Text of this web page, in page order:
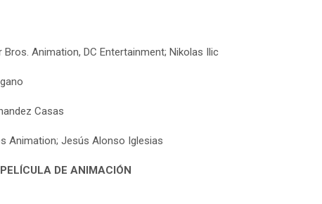
Animation, DC Entertainment; Nikolas Ilic
Casas
Animation; Jesús Alonso Iglesias
DE ANIMACIÓN